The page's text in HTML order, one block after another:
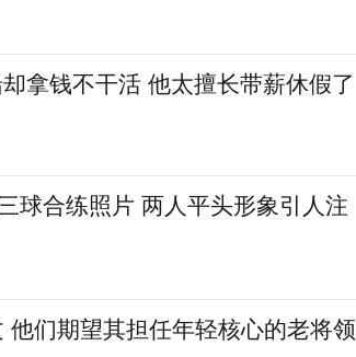
拿钱不干活 他太擅长带薪休假了
球合练照片 两人平头形象引人注
们期望其担任年轻核心的老将领